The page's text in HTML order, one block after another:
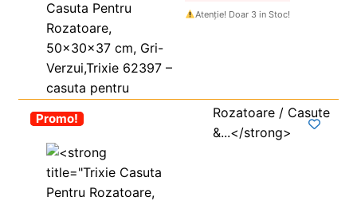
Atenție! Doar 3 in Stoc!
-30%
Promo!